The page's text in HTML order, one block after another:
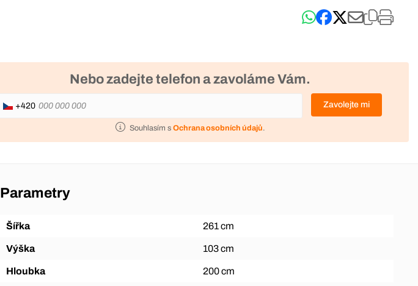
Nebo zadejte telefon a zavoláme Vám.
+420 Zavolejte mi
Souhlasím s Ochrana osobních údajů.
Parametry
Šířka 261 cm
Výška 103 cm
Hloubka 200 cm